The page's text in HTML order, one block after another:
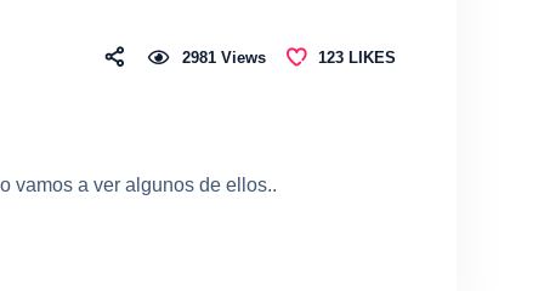
2981Views 123 LIKES
vamos a ver algunos de ellos..